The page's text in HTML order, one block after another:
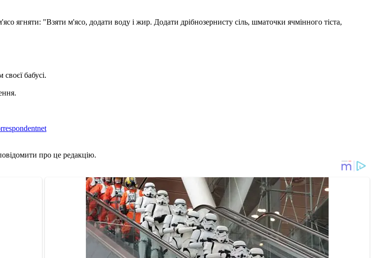
ягняти: "Взяти м'ясо, додати воду і жир. Додати дрібнозернисту сіль, шматочки ячмінного тіста,
своєї бабусі.
про це редакцію.